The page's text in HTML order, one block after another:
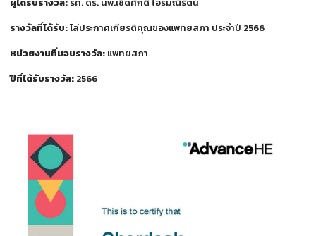
รางวัลที่ได้รับ:โล่ประกาศเกียรติคุณของแพทยสภา ประจำปี 2566
หน่วยงานที่มอบรางวัล: แพทยสภา
ปีที่ได้รับรางวัล: 2566